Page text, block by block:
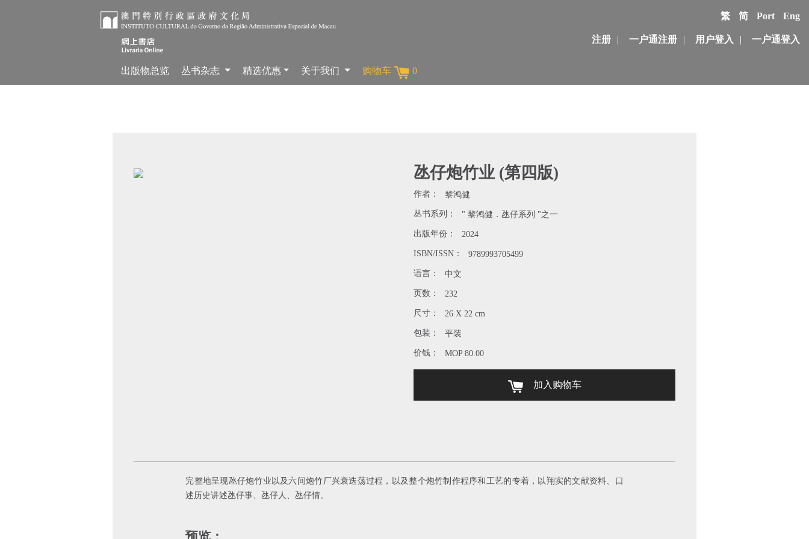
繁 简 Port Eng
注册 | 一户通注册 | 用户登入 | 一户通登入
出版物总览 丛书杂志 精选优惠 关于我们 购物车 0
氹仔炮竹业 (第四版)
作者： 黎鸿健
丛书系列： " 黎鸿健．氹仔系列 "之一
出版年份： 2024
ISBN/ISSN： 9789993705499
语言： 中文
页数： 232
尺寸： 26 X 22 cm
包装： 平装
价钱： MOP 80.00
加入购物车
完整地呈现氹仔炮竹业以及六间炮竹厂兴衰迭荡过程，以及整个炮竹制作程序和工艺的专着，以翔实的文献资料、口
述历史讲述氹仔事、氹仔人、氹仔情。